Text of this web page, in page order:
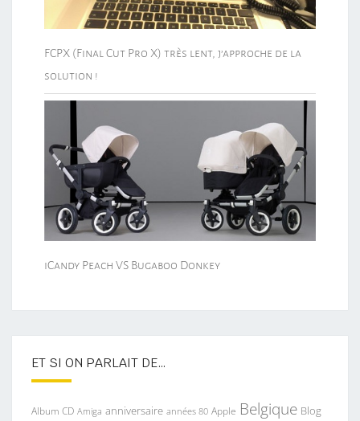
FCPX (Final Cut Pro X) très lent, j’approche de la
solution !
iCandy Peach VS Bugaboo Donkey
ET SI ON PARLAIT DE…
Album CD Amiga anniversaire années 80 Apple Belgique Blog